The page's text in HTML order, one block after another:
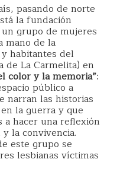
pasando de norte
la fundación
grupo de mujeres
mano de la
habitantes del
de La Carmelita) en
color y la memoria”:
público a
narran las historias
la guerra y que
a hacer una reflexión
la convivencia.
este grupo se
lesbianas víctimas